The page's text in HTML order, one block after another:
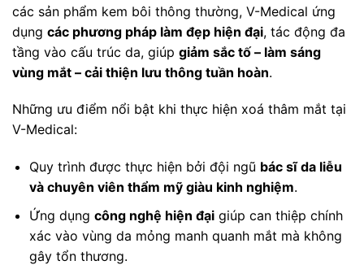
các sản phẩm kem bôi thông thường, V-Medical ứng
dụng các phương pháp làm đẹp hiện đại, tác động đa
tầng vào cấu trúc da, giúp giảm sắc tố – làm sáng
vùng mắt – cải thiện lưu thông tuần hoàn.
Những ưu điểm nổi bật khi thực hiện xoá thâm mắt tại
V-Medical:
Quy trình được thực hiện bởi đội ngũ bác sĩ da liễu
và chuyên viên thẩm mỹ giàu kinh nghiệm.
Ứng dụng công nghệ hiện đạigiúp can thiệp chính
xác vào vùng da mỏng manh quanh mắt mà không
gây tổn thương.